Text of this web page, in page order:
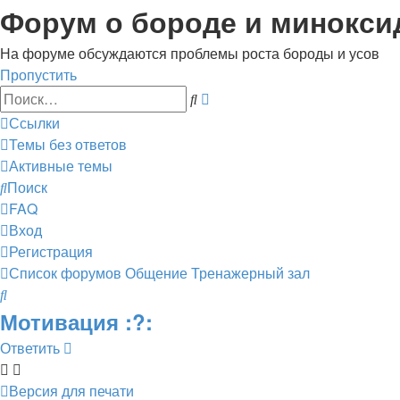
Форум о бороде и
На форуме обсуждаются проблемы роста бороды и усов
Пропустить
Поиск
Ссылки
Темы без ответов
Активные темы
Поиск
FAQ
Вход
Регистрация
Список форумов ОбщениеТренажерный зал
Поиск
Мотивация :?:
Ответить
Версия для печати